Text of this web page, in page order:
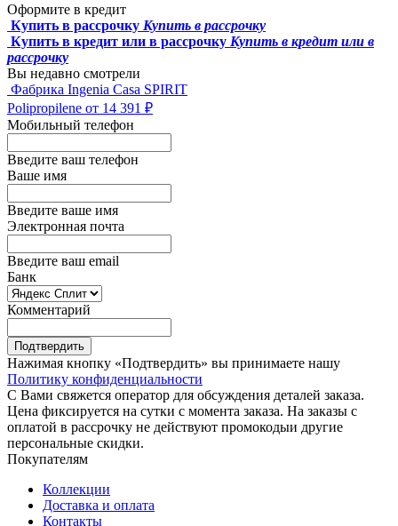
Оформите в кредит
Купить в рассрочку Купить в рассрочку
Купить в кредит или в рассрочку Купить в кредит или в
рассрочку
Вы недавно смотрели
Фабрика Ingenia Casa SPIRIT
Polipropilene от 14 391 ₽
Мобильный телефон
Введите ваш телефон
Ваше имя
Введите ваше имя
Электронная почта
Введите ваш email
Банк
Комментарий
Подтвердить
Нажимая кнопку «Подтвердить» вы принимаете нашу
Политику конфиденциальности
С Вами свяжется оператор для обсуждения деталей заказа.
Цена фиксируется на сутки с момента заказа. На заказы с
оплатой в рассрочку не действуют промокодыи другие
персональные скидки.
Покупателям
Коллекции
Доставка и оплата
Контакты